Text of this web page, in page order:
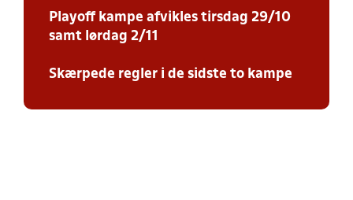
Playoff kampe afvikles tirsdag 29/10
samt lørdag 2/11
Skærpede regler i de sidste to kampe